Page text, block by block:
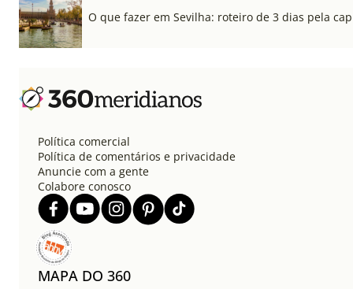
O que fazer em Sevilha: roteiro de 3 dias pela
Política comercial
Política de comentários e privacidade
Anuncie com a gente
Colabore conosco
MAPA DO 360